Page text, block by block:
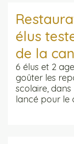
élus
de la
6 élus et 2
goûter les
scolaire, dans
lancé pour le